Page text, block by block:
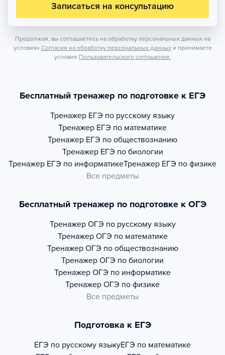
Записаться на консультацию
Продолжая, вы соглашаетесь на обработку персональных данных на
условиях Согласия на обработку персональных данных и принимаете
условия Пользовательского соглашения.
Бесплатный тренажер по подготовке к ЕГЭ
Тренажер ЕГЭ по русскому языку
Тренажер ЕГЭ по математике
Тренажер ЕГЭ по обществознанию
Тренажер ЕГЭ по биологии
Тренажер ЕГЭ по информатикеТренажер ЕГЭ по физике
Все предметы
Бесплатный тренажер по подготовке к ОГЭ
Тренажер ОГЭ по русскому языку
Тренажер ОГЭ по математике
Тренажер ОГЭ по обществознанию
Тренажер ОГЭ по биологии
Тренажер ОГЭ по информатике
Тренажер ОГЭ по физике
Все предметы
Подготовка к ЕГЭ
ЕГЭ по русскому языкуЕГЭ по математике